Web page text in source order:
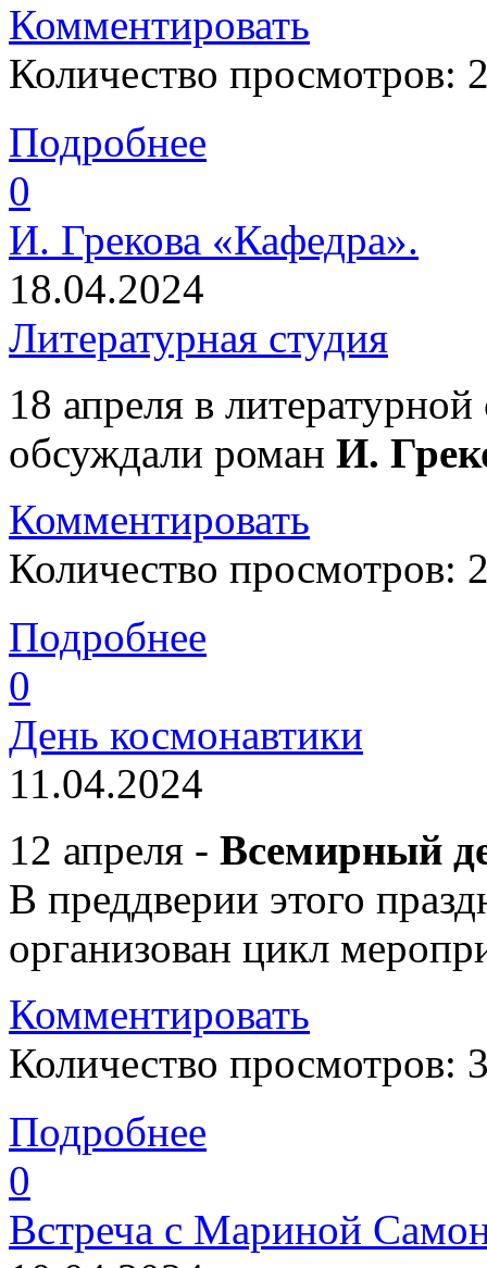
Комментировать
Количество просмотров:
Подробнее
0
И. Грекова «Кафедра».
18.04.2024
Литературная студия
18 апреля в
обсуждали роман И.
Комментировать
Количество просмотров:
Подробнее
0
День космонавтики
11.04.2024
12 апреля - Всемирный
В преддверии этого
организован цикл
Комментировать
Количество просмотров:
Подробнее
0
Встреча с Мариной